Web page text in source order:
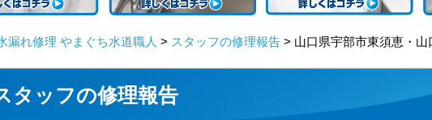
漏れ修理 やまぐち水道職人 > スタッフの修理報告 > 山口県宇部市東須恵・山
タッフの修理報告